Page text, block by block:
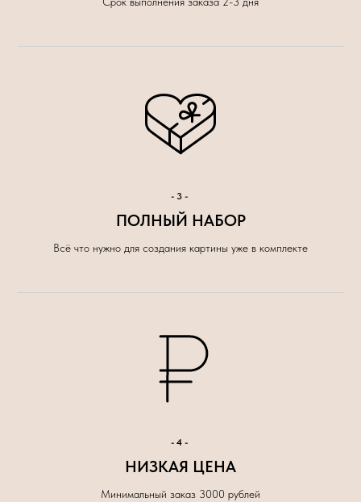
-3-
ПОЛНЫЙ НАБОР
Всё что нужно для создания картины уже в комплекте
-4-
НИЗКАЯ ЦЕНА
Минимальный заказ 3000 рублей